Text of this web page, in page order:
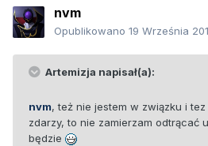
nvm
Opublikowano 19 Września
Artemizja napisał(a):
nvm, też nie jestem w związku i
zdarzy, to nie zamierzam odtrącać
będzie